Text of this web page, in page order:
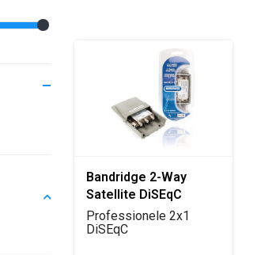
Bandridge 2-Way
Satellite DiSEqC
Switch 2x1
Professionele 2x1
DiSEqC